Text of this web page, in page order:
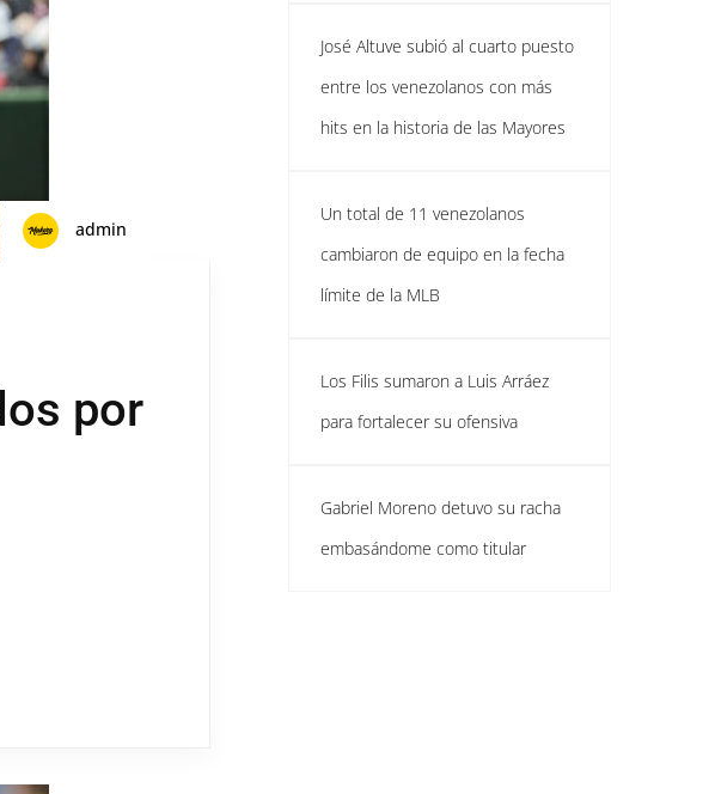
admin
por
José Altuve subió al cuarto puesto
entre los venezolanos con más
hits en la historia de las Mayores
Un total de 11 venezolanos
cambiaron de equipo en la fecha
límite de la MLB
Los Filis sumaron a Luis Arráez
para fortalecer su ofensiva
Gabriel Moreno detuvo su racha
embasándome como titular